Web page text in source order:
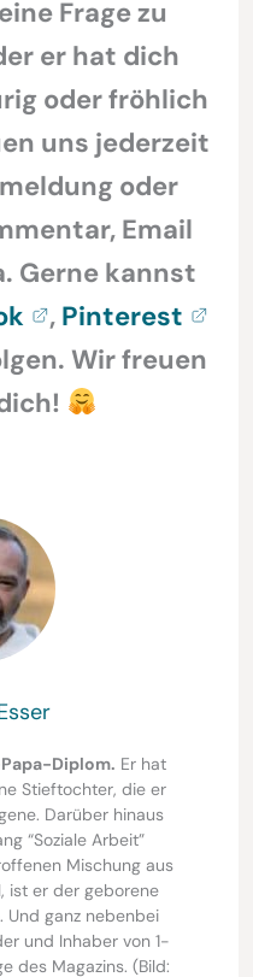
Frage zu
er hat dich
oder fröhlich
uns jederzeit
oder
Email
Gerne kannst
, Pinterest
Wir freuen
Diplom. Er hat
Stieftochter, die er
Darüber hinaus
“Soziale Arbeit”
Mischung aus
ist er der geborene
Und ganz nebenbei
und Inhaber von 1-
des Magazins. (Bild: